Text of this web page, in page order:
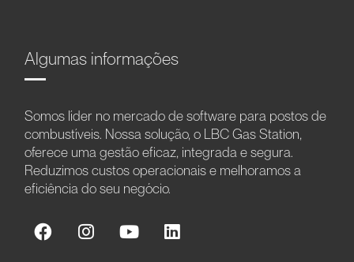
Algumas informações
Somos líder no mercado de software para postos de
combustíveis. Nossa solução, o LBC Gas Station,
oferece uma gestão eficaz, integrada e segura.
Reduzimos custos operacionais e melhoramos a
eficiência do seu negócio.